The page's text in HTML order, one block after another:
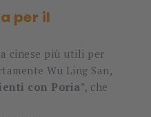
per il
cinese più utili per
Wu Ling San,
con Poria”, che